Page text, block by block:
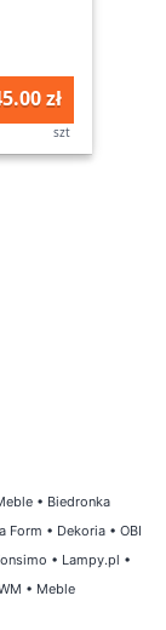
zł
szt
• Biedronka
Form • Dekoria • OBI
• Lampy.pl •
• Meble